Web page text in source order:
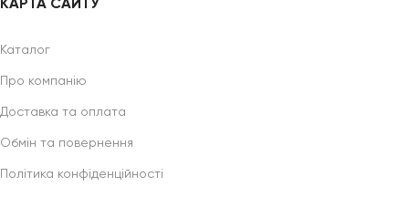
КАРТА САЙТУ
Каталог
Про компанію
Доставка та оплата
Обмін та повернення
Політика конфіденційності